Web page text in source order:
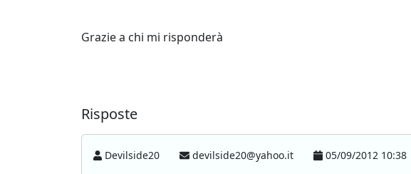
Grazie a chi mi risponderà
Risposte
Devilside20 devilside20@yahoo.it 05/09/2012 10:38